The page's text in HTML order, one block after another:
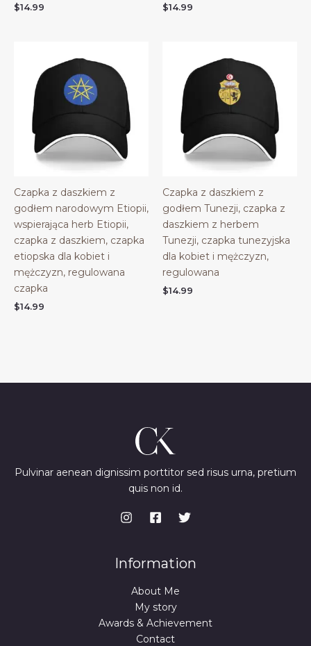
$14.99 $14.99
Czapka z daszkiem z
godłem narodowym Etiopii,
wspierająca herb Etiopii,
czapka z daszkiem, czapka
etiopska dla kobiet i
mężczyzn, regulowana
czapka
$14.99
Czapka z daszkiem z
godłem Tunezji, czapka z
daszkiem z herbem
Tunezji, czapka tunezyjska
dla kobiet i mężczyzn,
regulowana
$14.99
Pulvinar aenean dignissim porttitor sed risus urna, pretium
quis non id.
Information
About Me
My story
Awards & Achievement
Contact